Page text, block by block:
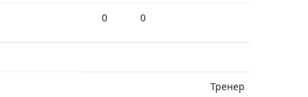
0 0
Тренер